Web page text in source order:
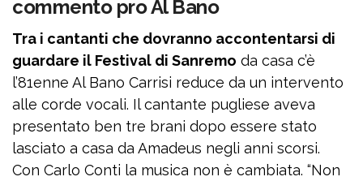
commento pro Al Bano
Tra i cantanti che dovranno accontentarsi di
guardare il Festival di Sanremo da casa c’è
l’81enne Al Bano Carrisi reduce da un intervento
alle corde vocali. Il cantante pugliese aveva
presentato ben tre brani dopo essere stato
lasciato a casa da Amadeus negli anni scorsi.
Con Carlo Conti la musica non è cambiata. “Non